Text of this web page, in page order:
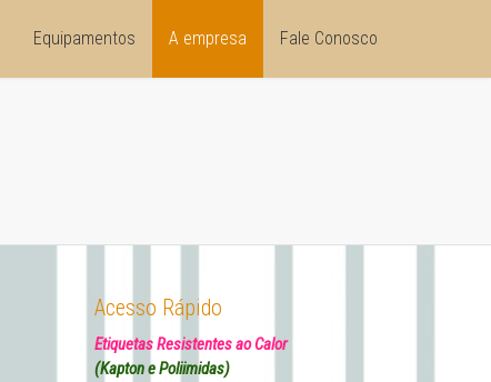
Equipamentos A empresa Fale Conosco
Acesso Rápido
Etiquetas Resistentes ao Calor
(Kapton e Poliimidas)